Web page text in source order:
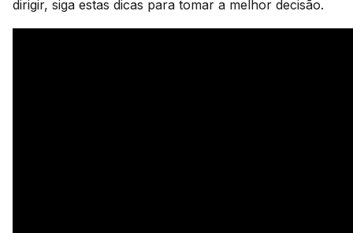
dirigir, siga estas dicas para tomar a melhor decisão.